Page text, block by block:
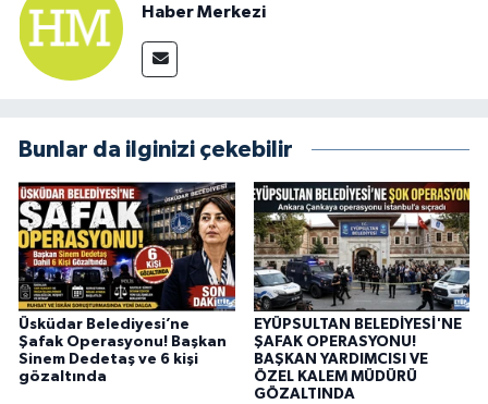
Haber Merkezi
Bunlar da ilginizi çekebilir
Üsküdar Belediyesi’ne
Şafak Operasyonu! Başkan
Sinem Dedetaş ve 6 kişi
gözaltında
EYÜPSULTAN BELEDİYESİ'NE
ŞAFAK OPERASYONU!
BAŞKAN YARDIMCISI VE
ÖZEL KALEM MÜDÜRÜ
GÖZALTINDA